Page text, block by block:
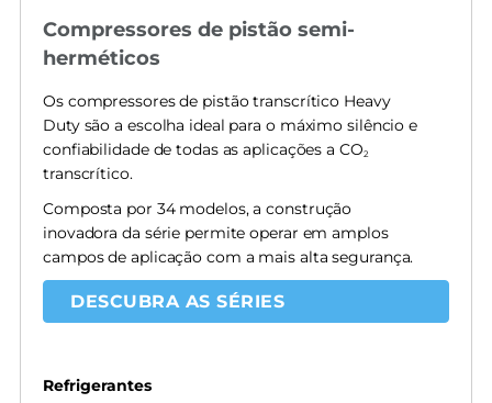
Compressores de pistão semi-
herméticos
Os compressores de pistão transcrítico Heavy
Duty são a escolha ideal para o máximo silêncio e
confiabilidade de todas as aplicações a CO2
transcrítico.
Composta por 34 modelos, a construção
inovadora da série permite operar em amplos
campos de aplicação com a mais alta segurança.
DESCUBRA AS SÉRIES
Refrigerantes